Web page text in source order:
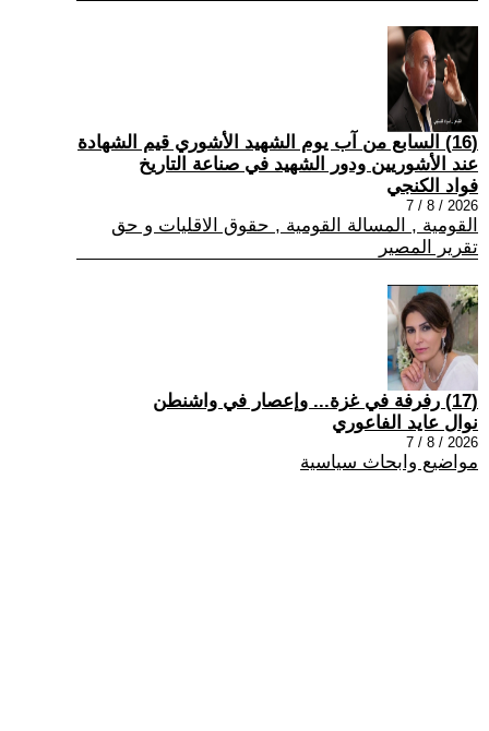
(16) السابع من آب يوم الشهيد الأشوري قيم الشهادة
عند الأشوريين ودور الشهيد في صناعة التاريخ
فواد الكنجي
2026 / 8 / 7
القومية , المسالة القومية , حقوق الاقليات و حق
تقرير المصير
(17) رفرفة في غزة... وإعصار في واشنطن
نوال عايد الفاعوري
2026 / 8 / 7
مواضيع وابحاث سياسية